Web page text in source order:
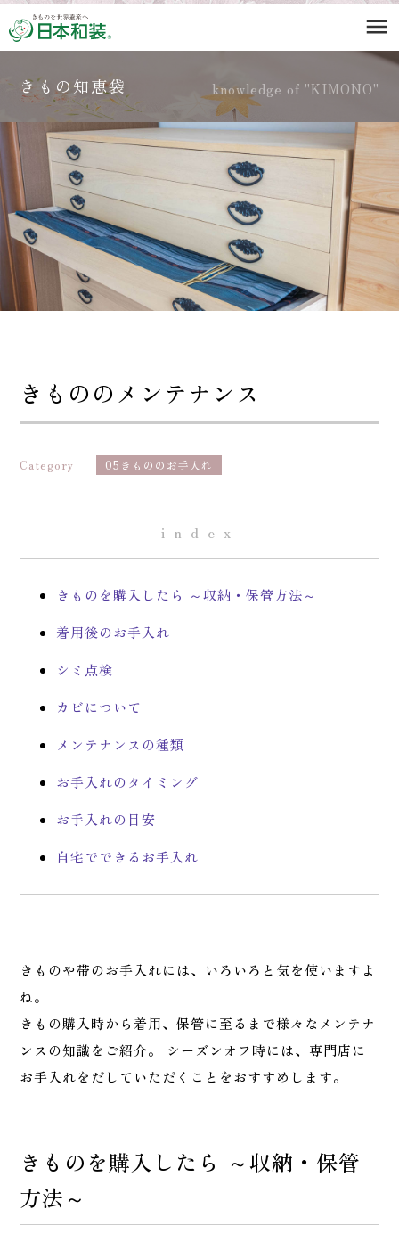
menu
knowledge of "KIMONO"
きもの知恵袋
きもののメンテナンス
Category 05きもののお手入れ
index
きものを購入したら ～収納・保管方法～
着用後のお手入れ
シミ点検
カビについて
メンテナンスの種類
お手入れのタイミング
お手入れの目安
自宅でできるお手入れ
きものや帯のお手入れには、いろいろと気を使いますよ
ね。
きもの購入時から着用、保管に至るまで様々なメンテナ
ンスの知識をご紹介。 シーズンオフ時には、専門店に
お手入れをだしていただくことをおすすめします。
きものを購入したら ～収納・保管
方法～